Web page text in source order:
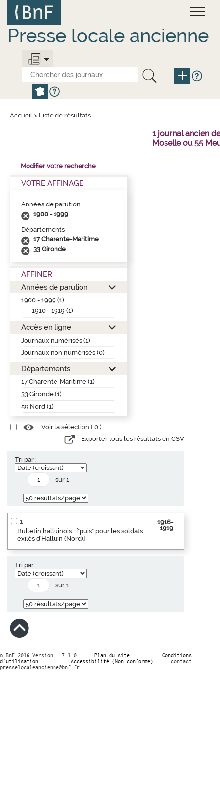
contenu
principal
Presse locale ancienne
Accueil > Liste de résultats
1 journal ancien
Moselle ou 55
Modifier votre recherche
VOTRE AFFINAGE
Années de parution
1900 - 1999
Départements
17 Charente-Maritime
33 Gironde
AFFINER
Années de parution
1900 - 1999 (1)
1910 - 1919 (1)
Accès en ligne
Journaux numérisés (1)
Journaux non numérisés (0)
Départements
17 Charente-Maritime (1)
33 Gironde (1)
59 Nord (1)
Voir la sélection ( 0 )
Exporter tous les résultats en CSV
Tri par :
sur 1
1
Bulletin halluinois : ["puis" pour les soldats
exilés d'Halluin (Nord)]
1916-
1919
Tri par :
sur 1
© BnF 2016 Version : 7.1.0 Plan du site
Conditions
d’utilisation
Accessibilité (Non conforme)
contact :
presselocaleancienne@bnf.fr
Panneau de gestion des cookies